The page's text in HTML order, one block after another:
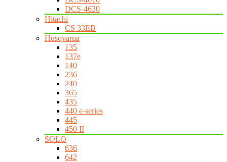
DCS-4630
Hitachi
CS 33EB
Husqvarna
135
137e
140
236
240
365
435
440 e-series
445
450 II
SOLO
636
642